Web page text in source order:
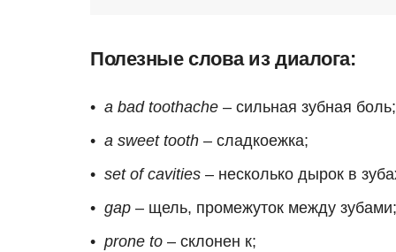
Полезные слова из диалога:
a bad toothache – сильная зубная боль;
a sweet tooth – сладкоежка;
set of cavities – несколько дырок в
gap – щель, промежуток между зубами;
prone to – склонен к;